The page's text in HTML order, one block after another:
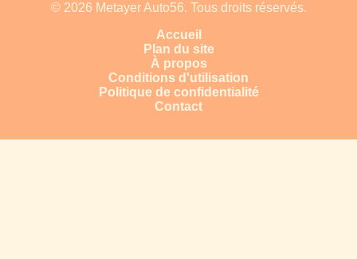
© 2026 Metayer Auto56. Tous droits réservés.
Accueil
Plan du site
À propos
Conditions d'utilisation
Politique de confidentialité
Contact